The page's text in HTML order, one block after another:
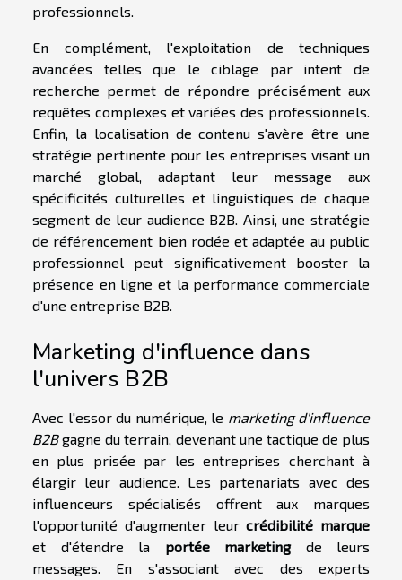
professionnels.
En complément, l'exploitation de techniques
avancées telles que le ciblage par intent de
recherche permet de répondre précisément aux
requêtes complexes et variées des professionnels.
Enfin, la localisation de contenu s'avère être une
stratégie pertinente pour les entreprises visant un
marché global, adaptant leur message aux
spécificités culturelles et linguistiques de chaque
segment de leur audience B2B. Ainsi, une stratégie
de référencement bien rodée et adaptée au public
professionnel peut significativement booster la
présence en ligne et la performance commerciale
d'une entreprise B2B.
Marketing d'influence dans
l'univers B2B
Avec l'essor du numérique, le marketing d'influence
B2Bgagne du terrain, devenant une tactique de plus
en plus prisée par les entreprises cherchant à
élargir leur audience. Les partenariats avec des
influenceurs spécialisés offrent aux marques
l'opportunité d'augmenter leurcrédibilité marque
et d'étendre la portée marketingde leurs
messages. En s'associant avec des experts